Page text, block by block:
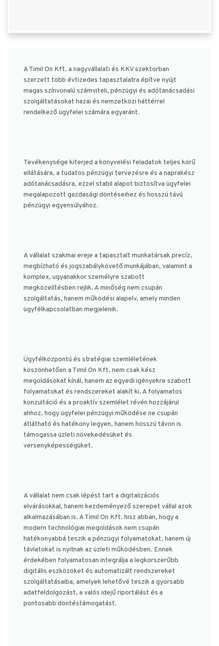
A Timil On Kft. a nagyvállalati és KKV szektorban
szerzett több évtizedes tapasztalatra építve nyújt
magas színvonalú számviteli, pénzügyi és adótanácsadási
szolgáltatásokat hazai és nemzetközi háttérrel
rendelkező ügyfelei számára egyaránt.
Tevékenysége kiterjed a könyvelési feladatok teljes körű
ellátására, a tudatos pénzügyi tervezésre és a naprakész
adótanácsadásra, ezzel stabil alapot biztosítva ügyfelei
megalapozott gazdasági döntéseihez és hosszú távú
pénzügyi egyensúlyához.
A vállalat szakmai ereje a tapasztalt munkatársak precíz,
megbízható és jogszabálykövető munkájában, valamint a
komplex, ugyanakkor személyre szabott
megközelítésben rejlik. A minőség nem csupán
szolgáltatás, hanem működési alapelv, amely minden
ügyfélkapcsolatban megjelenik.
Ügyfélközpontú és stratégiai szemléletének
köszönhetően a Timil On Kft. nem csak kész
megoldásokat kínál, hanem az egyedi igényekre szabott
folyamatokat és rendszereket alakít ki. A folyamatos
konzultáció és a proaktív szemlélet révén hozzájárul
ahhoz, hogy ügyfelei pénzügyi működése ne csupán
átlátható és hatékony legyen, hanem hosszú távon is
támogassa üzleti növekedésüket és
versenyképességüket.
A vállalat nem csak lépést tart a digitalizációs
elvárásokkal, hanem kezdeményező szerepet vállal azok
alkalmazásában is. A Timil On Kft. hisz abban, hogy a
modern technológiai megoldások nem csupán
hatékonyabbá teszik a pénzügyi folyamatokat, hanem új
távlatokat is nyitnak az üzleti működésben. Ennek
érdekében folyamatosan integrálja a legkorszerűbb
digitális eszközöket és automatizált rendszereket
szolgáltatásaiba, amelyek lehetővé teszik a gyorsabb
adatfeldolgozást, a valós idejű riportálást és a
pontosabb döntéstámogatást.